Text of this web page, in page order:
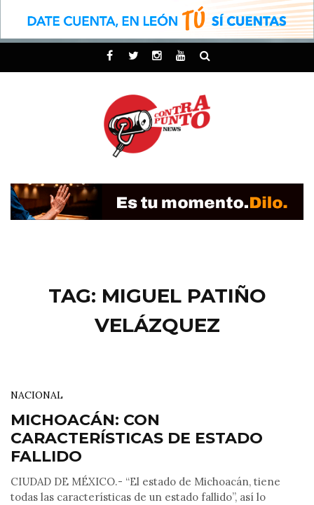
TAG: MIGUEL PATIÑO
VELÁZQUEZ
NACIONAL
MICHOACÁN: CON
CARACTERÍSTICAS DE ESTADO
FALLIDO
CIUDAD DE MÉXICO.- “El estado de Michoacán, tiene
todas las características de un estado fallido”, así lo